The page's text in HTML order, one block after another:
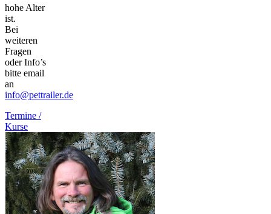
hohe Alter
ist.
Bei
weiteren
Fragen
oder Info’s
bitte email
an
info@pettrailer.de
Termine /
Kurse